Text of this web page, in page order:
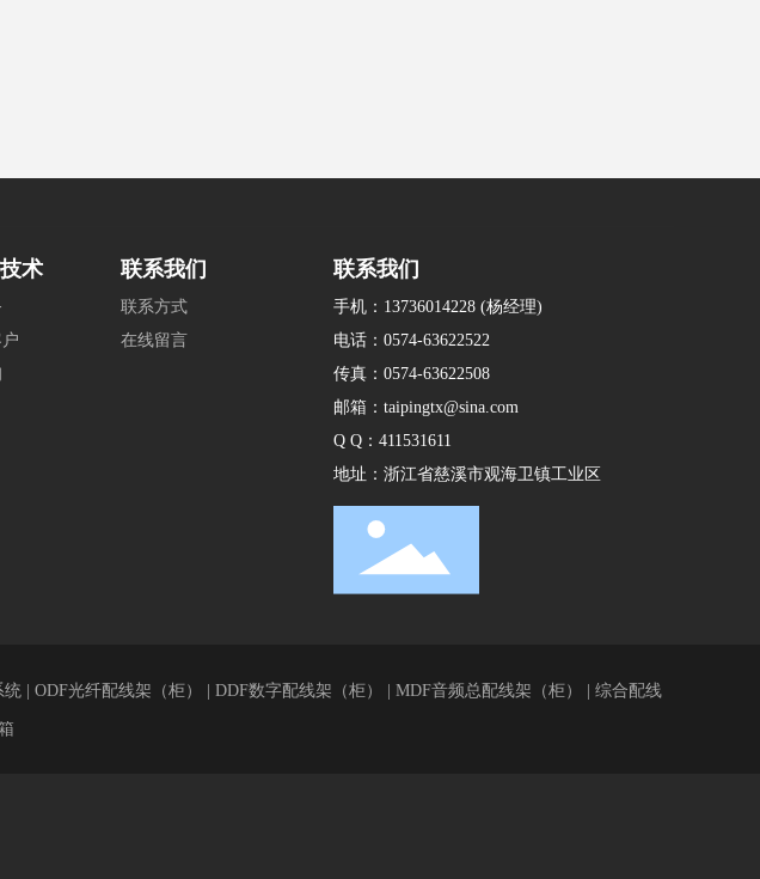
术 联系我们
联系方式
在线留言
联系我们
手机： 13736014228 (杨经理)
电话： 0574-63622522
传真： 0574-63622508
邮箱： taipingtx@sina.com
Q Q：411531611
地址：浙江省慈溪市观海卫镇工业区
| ODF光纤配线架（柜） | DDF数字配线架（柜） | MDF音频总配线架（柜） | 综合配线